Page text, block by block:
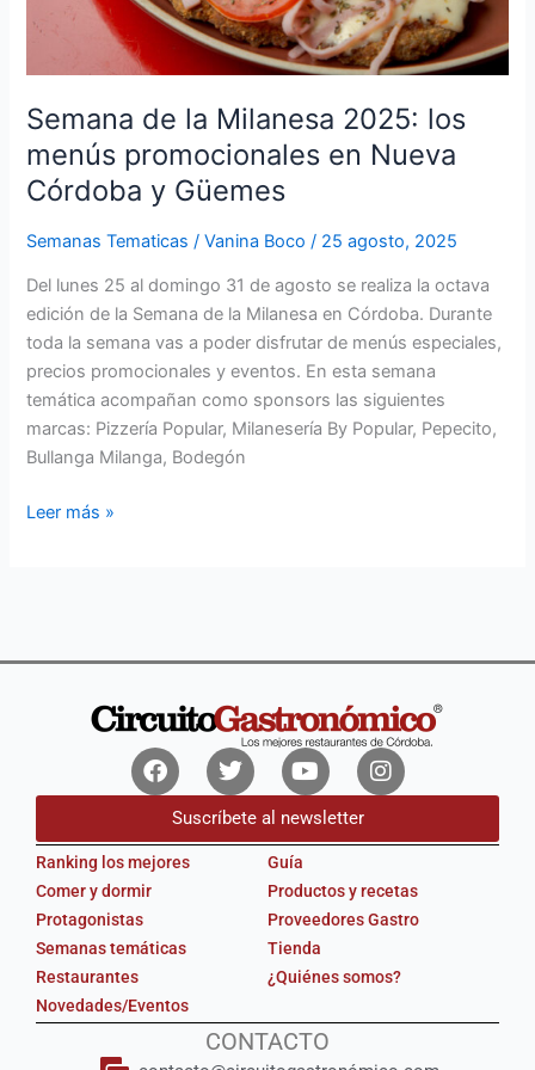
Semana de la Milanesa 2025: los
menús promocionales en Nueva
Córdoba y Güemes
Semanas Tematicas /Vanina Boco/ 25 agosto, 2025
Del lunes 25 al domingo 31 de agosto se realiza la octava
edición de la Semana de la Milanesa en Córdoba. Durante
toda la semana vas a poder disfrutar de menús especiales,
precios promocionales y eventos. En esta semana
temática acompañan como sponsors las siguientes
marcas: Pizzería Popular, Milanesería By Popular, Pepecito,
Bullanga Milanga, Bodegón
Leer más »
FacebookTwitterYoutubeInstagram
Suscríbete al newsletter
Ranking los mejores
Comer y dormir
Protagonistas
Semanas temáticas
Restaurantes
Novedades/Eventos
Guía
Productos y recetas
Proveedores Gastro
Tienda
¿Quiénes somos?
CONTACTO